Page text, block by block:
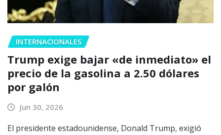
INTERNACIONALES
Trump exige bajar «de inmediato» el
precio de la gasolina a 2.50 dólares
por galón
Jun 30, 2026
El presidente estadounidense, Donald Trump, exigió